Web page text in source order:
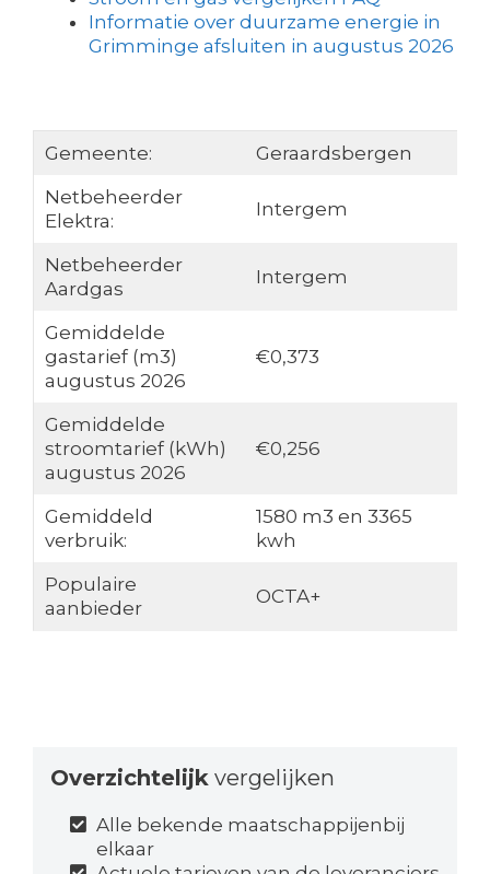
Informatie over duurzame energie in
Grimminge afsluiten in augustus 2026
Gemeente:
Geraardsbergen
Netbeheerder
Elektra:
Intergem
Netbeheerder
Aardgas
Intergem
Gemiddelde
gastarief (m3)
augustus 2026
€0,373
Gemiddelde
stroomtarief (kWh)
augustus 2026
€0,256
Gemiddeld
verbruik:
1580 m3 en 3365
kwh
Populaire
aanbieder
OCTA+
Overzichtelijk vergelijken
Alle bekende maatschappijenbij
elkaar